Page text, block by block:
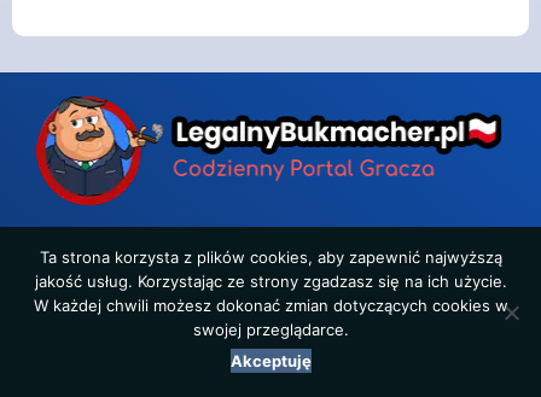
SENTONO Mateusz Skroban
ul. Starozamojska 38B/21
22-600 Tomaszów Lubelski
Jesteśmy legalną, polską firmą, obecną na rynku
Ta strona korzysta z plików cookies, aby zapewnić najwyższą
jakość usług. Korzystając ze strony zgadzasz się na ich użycie.
W każdej chwili możesz dokonać zmian dotyczących cookies w
swojej przeglądarce.
Akceptuję